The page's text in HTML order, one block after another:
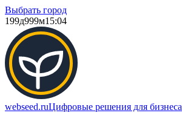
Выбрать город
199д999м15:04
webseed.ruЦифровые решения для бизнеса